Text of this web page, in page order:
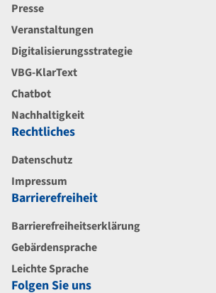
Presse
Veranstaltungen
Digitalisierungsstrategie
VBG-KlarText
Chatbot
Nachhaltigkeit
Rechtliches
Datenschutz
Impressum
Barrierefreiheit
Barrierefreiheitserklärung
Gebärdensprache
Leichte Sprache
Folgen Sie uns